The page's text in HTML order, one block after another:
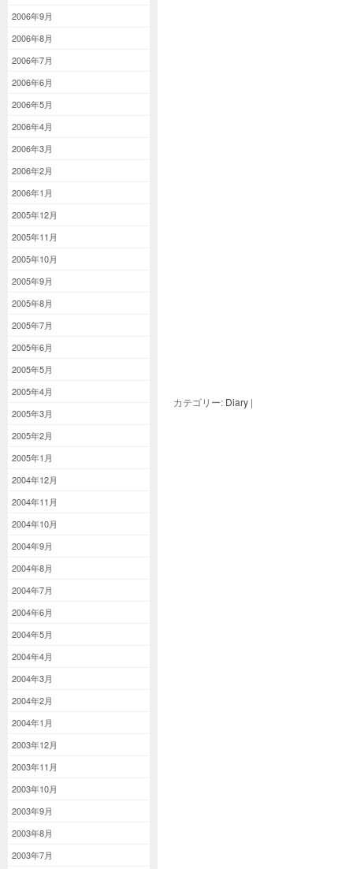
2006年9月
2006年8月
2006年7月
2006年6月
2006年5月
2006年4月
2006年3月
2006年2月
2006年1月
2005年12月
2005年11月
2005年10月
2005年9月
2005年8月
2005年7月
2005年6月
2005年5月
2005年4月
2005年3月
2005年2月
2005年1月
2004年12月
2004年11月
2004年10月
2004年9月
2004年8月
2004年7月
2004年6月
2004年5月
2004年4月
2004年3月
2004年2月
2004年1月
2003年12月
2003年11月
2003年10月
2003年9月
2003年8月
2003年7月
カテゴリー: Diary |